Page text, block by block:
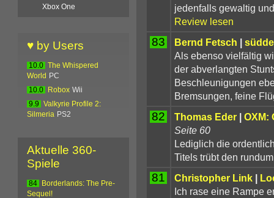
jedenfalls gewaltig
Review lesen
83 Bernd Fetsch |
Als ebenso vielfältig
der abverlangten
Beschleunigungen
Bremsungen, feine
82 Thomas Eder| OXM:
Seite 60
Lediglich die
Titels trübt den
81 Christopher Link|
Ich rase eine Rampe
Xbox One
♥ by Users
10.0
The Whispered
World
PC
10.0
Robox Wii
9.9
Valkyrie Profile 2:
Silmeria PS2
Aktuelle 360-
Spiele
84
Borderlands: The Pre-
Sequel!